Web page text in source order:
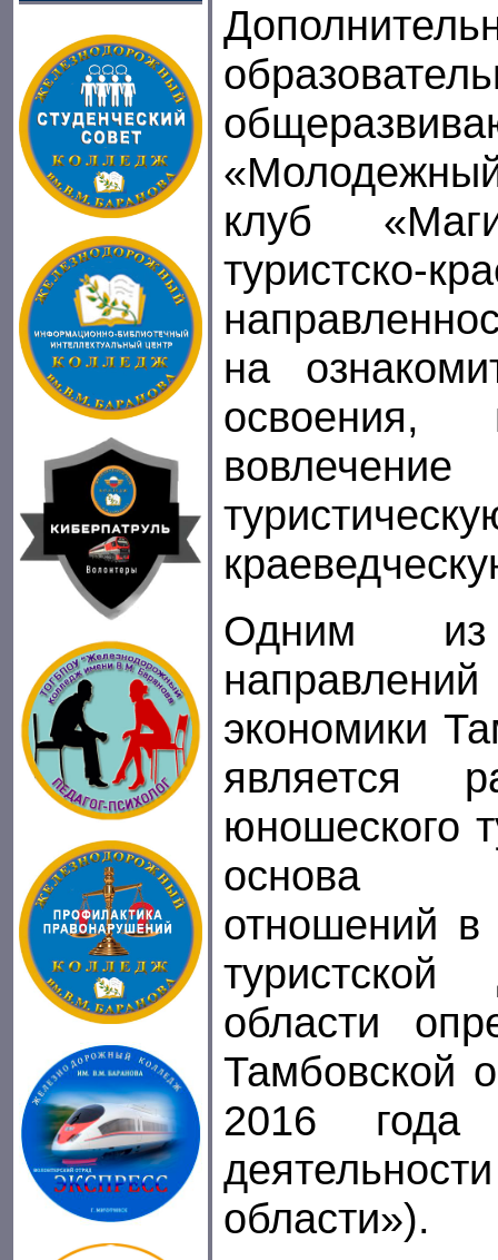
клуб
туристско-
на
освоения,
Одним из
экономики
является
юношеского
основа
отношений
области
Тамбовской
2016 года
области»).